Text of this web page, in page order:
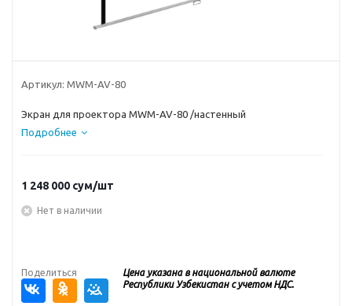
Артикул: MWM-AV-80
Экран для проектора MWM-AV-80 /настенный
Подробнее
1 248 000 сум/шт
Нет в наличии
Поделиться
Цена указана в национальной валюте
Республики Узбекистан с учетом НДС.